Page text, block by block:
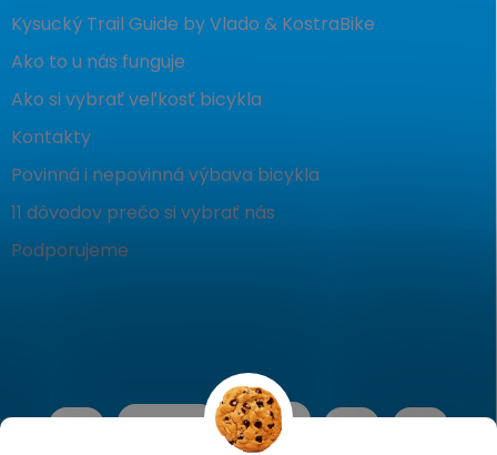
Kysucký Trail Guide by Vlado & KostraBike
Ako to u nás funguje
Ako si vybrať veľkosť bicykla
Kontakty
Povinná i nepovinná výbava bicykla
11 dôvodov prečo si vybrať nás
Podporujeme